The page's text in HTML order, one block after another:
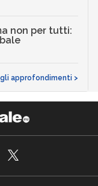
non per tutti:
approfondimenti >